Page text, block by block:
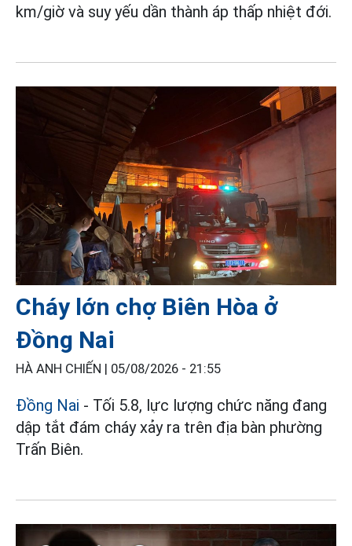
km/giờ và suy yếu dần thành áp thấp nhiệt đới.
Cháy lớn chợ Biên Hòa ở
Đồng Nai
HÀ ANH CHIẾN | 05/08/2026 - 21:55
Đồng Nai - Tối 5.8, lực lượng chức năng đang
dập tắt đám cháy xảy ra trên địa bàn phường
Trấn Biên.